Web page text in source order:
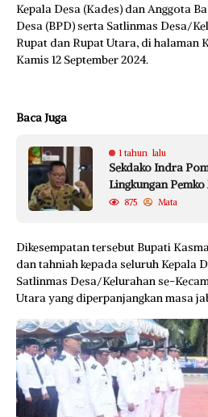
Kepala Desa (Kades) dan Anggota
Desa (BPD) serta Satlinmas Desa/
Rupat dan Rupat Utara, di halaman
Kamis 12 September 2024.
Baca Juga
1 tahun lalu
Sekdako Indra
Lingkungan
875 Mata
Dikesempatan tersebut Bupati
dan tahniah kepada seluruh Kepala
Satlinmas Desa/Kelurahan se-
Utara yang diperpanjangkan masa